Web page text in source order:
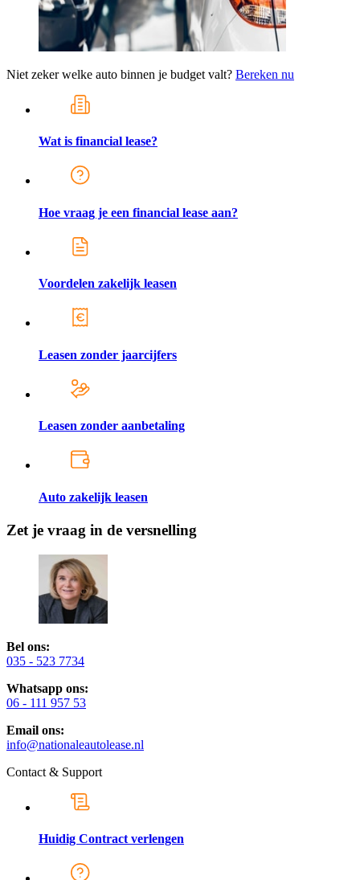
Niet zeker welke auto binnen je budget valt? Bereken nu
Wat is financial lease?
Hoe vraag je een financial lease aan?
Voordelen zakelijk leasen
Leasen zonder jaarcijfers
Leasen zonder aanbetaling
Auto zakelijk leasen
Zet je vraag in de versnelling
Bel ons:
035 - 523 7734
Whatsapp ons:
06 - 111 957 53
Email ons:
info@nationaleautolease.nl
Contact & Support
Huidig Contract verlengen